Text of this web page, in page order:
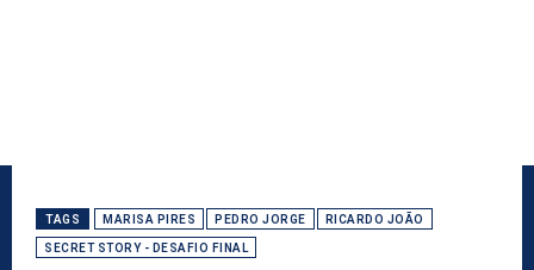
TAGS MARISA PIRES PEDRO JORGE RICARDO JOÃO
SECRET STORY - DESAFIO FINAL